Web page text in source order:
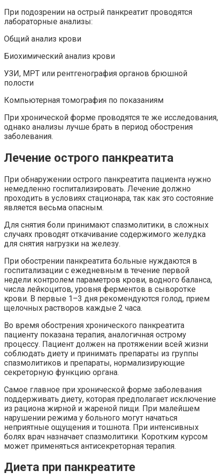
При подозрении на острый панкреатит проводятся
лабораторные анализы:
Общий анализ крови
Биохимический анализ крови
УЗИ, МРТ или рентгенография органов брюшной
полости
Компьютерная томография по показаниям
При хронической форме проводятся те же исследования,
однако анализы лучше брать в период обострения
заболевания.
Лечение острого панкреатита
При обнаружении острого панкреатита пациента нужно
немедленно госпитализировать. Лечение должно
проходить в условиях стационара, так как это состояние
является весьма опасным.
Для снятия боли принимают спазмолитики, в сложных
случаях проводят откачивание содержимого желудка
для снятия нагрузки на железу.
При обострении панкреатита больные нуждаются в
госпитализации с ежедневным в течение первой
недели контролем параметров крови, водного баланса,
числа лейкоцитов, уровня ферментов в сыворотке
крови. В первые 1–3 дня рекомендуются голод, прием
щелочных растворов каждые 2 часа.
Во время обострения хронического панкреатита
пациенту показана терапия, аналогичная острому
процессу. Пациент должен на протяжении всей жизни
соблюдать диету и принимать препараты из группы
спазмолитиков и препараты, нормализирующие
секреторную функцию органа.
Самое главное при хронической форме заболевания
поддерживать диету, которая предполагает исключение
из рациона жирной и жареной пищи. При малейшем
нарушении режима у больного могут начаться
неприятные ощущения и тошнота. При интенсивных
болях врач назначает спазмолитики. Коротким курсом
может применяться антисекреторная терапия.
Диета при панкреатите